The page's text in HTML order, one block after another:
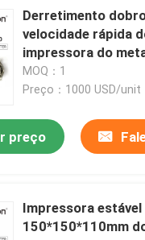
médica
joia 3D
dlp 3d
do laser
Derretimento
velocidade rápida
impressora do
da fibra de Mutiple
MOQ：1
Preço：1000 USD/unit
preço
Impressora
150*150*110mm